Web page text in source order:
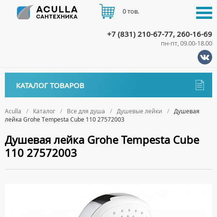
Aculla Каталог Все для душа Душевые лейки
Душевая
лейка Grohe Tempesta Cube 110 27572003
Душевая лейка Grohe Tempesta Cube
110 27572003
КАТАЛОГ ТОВАРОВ
ДЕРЖАТЕЛИ
ДИСПЕНСЕРЫ
ДОЗАТОРЫ ДЛЯ МЫЛА
ПОЛОТЕНЦЕДЕРЖАТЕЛИ
Биде
НАПОЛЬНЫЕ БИДЕ
ПОДВЕСНЫЕ БИДЕ
КРЫШКИ ДЛЯ БИДЕ
Ванны
АКРИЛОВЫЕ ВАННЫ
Ванны комплектующие
ВОДОНАГРЕВАТЕЛИ КОМБИНИРОВАННОГО НАГРЕВА
ВОДОНАГРЕВАТЕЛИ КОСВЕННОГО НАГРЕВА
+7 (831) 210-67-77, 260-16-69
пн-пт, 09.00-18.00
0 тов.
ДОСТАВКА
ОПЛАТА